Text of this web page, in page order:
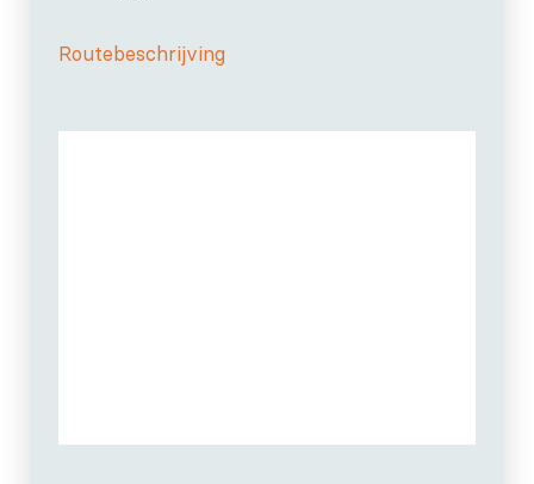
Routebeschrijving